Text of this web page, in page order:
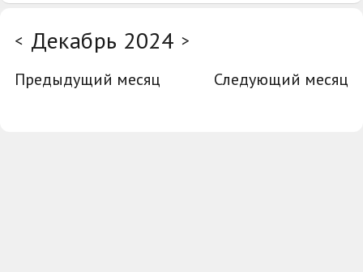
< Декабрь 2024 >
Предыдущий месяц
Следующий месяц